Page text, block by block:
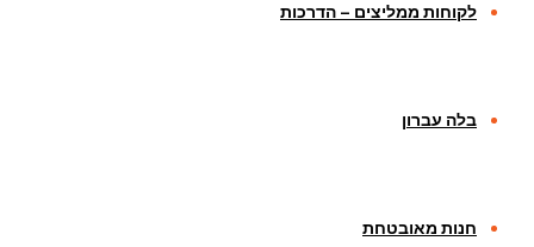
לקוחות ממליצים – הדרכות
בלה עברון
חנות מאובטחת